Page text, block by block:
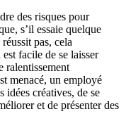
des risques pour
s’il essaie quelque
pas, cela
facile de se laisser
ralentissement
menacé, un employé
idées créatives, de se
et de présenter des